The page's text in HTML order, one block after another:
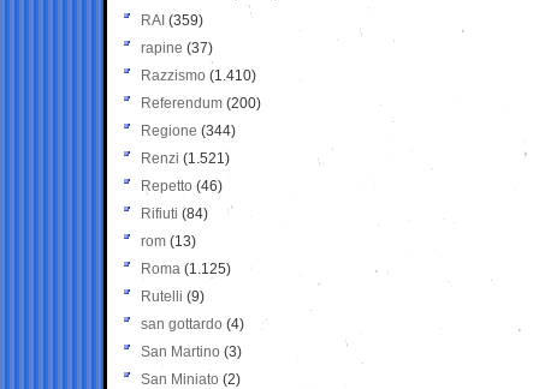
RAI (359)
rapine (37)
Razzismo (1.410)
Referendum (200)
Regione (344)
Renzi (1.521)
Repetto (46)
Rifiuti (84)
rom (13)
Roma (1.125)
Rutelli (9)
san gottardo (4)
San Martino (3)
San Miniato (2)